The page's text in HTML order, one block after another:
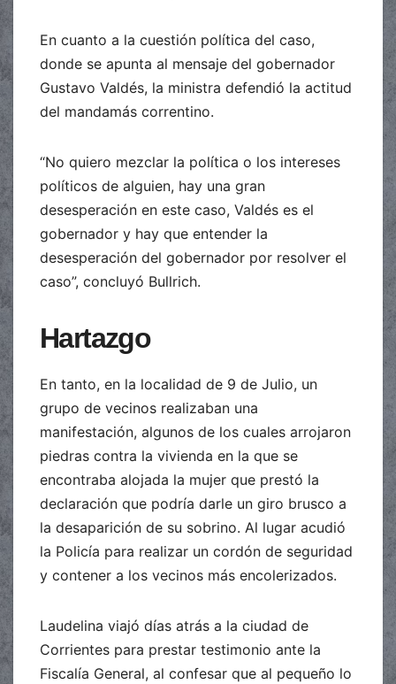
En cuanto a la cuestión política del caso,
donde se apunta al mensaje del gobernador
Gustavo Valdés, la ministra defendió la actitud
del mandamás correntino.
“No quiero mezclar la política o los intereses
políticos de alguien, hay una gran
desesperación en este caso, Valdés es el
gobernador y hay que entender la
desesperación del gobernador por resolver el
caso”, concluyó Bullrich.
Hartazgo
En tanto, en la localidad de 9 de Julio, un
grupo de vecinos realizaban una
manifestación, algunos de los cuales arrojaron
piedras contra la vivienda en la que se
encontraba alojada la mujer que prestó la
declaración que podría darle un giro brusco a
la desaparición de su sobrino. Al lugar acudió
la Policía para realizar un cordón de seguridad
y contener a los vecinos más encolerizados.
Laudelina viajó días atrás a la ciudad de
Corrientes para prestar testimonio ante la
Fiscalía General, al confesar que al pequeño lo